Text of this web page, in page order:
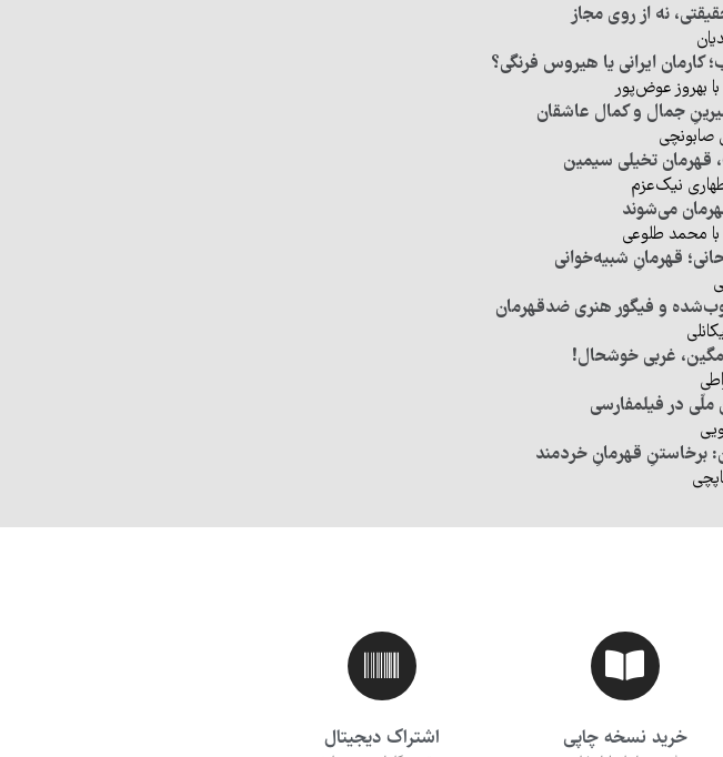
نه از روی مجاز
کارمان ایرانی یا هیروس فرنگی؟
بهروز عوض‌پور
جمال و کمال عاشقان
صابونچی
قهرمان تخیلی سیمین
نیک‌عزم
می‌شوند
محمد طلوعی
قهرمانِ شبیه‌خوانی
و فیگور هنری ضدقهرمان
غربی خوشحال!
ملّی در فیلمفارسی
برخاستنِ قهرمانِ خردمند
خرید نسخه چاپی اشتراک دیجیتال